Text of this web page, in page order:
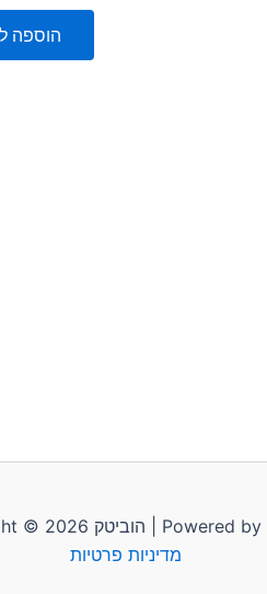
מתוך
הוספה
מדיניות פרטיות